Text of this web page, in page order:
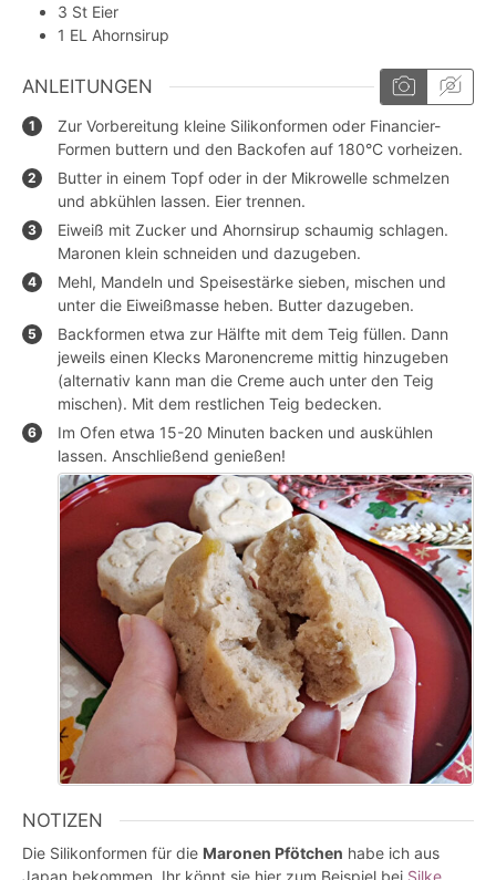
3 St Eier
1 EL Ahornsirup
ANLEITUNGEN
Zur Vorbereitung kleine Silikonformen oder Financier-
Formen buttern und den Backofen auf 180°C vorheizen.
Butter in einem Topf oder in der Mikrowelle schmelzen
und abkühlen lassen. Eier trennen.
Eiweiß mit Zucker und Ahornsirup schaumig schlagen.
Maronen klein schneiden und dazugeben.
Mehl, Mandeln und Speisestärke sieben, mischen und
unter die Eiweißmasse heben. Butter dazugeben.
Backformen etwa zur Hälfte mit dem Teig füllen. Dann
jeweils einen Klecks Maronencreme mittig hinzugeben
(alternativ kann man die Creme auch unter den Teig
mischen). Mit dem restlichen Teig bedecken.
Im Ofen etwa 15-20 Minuten backen und auskühlen
lassen. Anschließend genießen!
NOTIZEN
Die Silikonformen für die Maronen Pfötchen habe ich aus